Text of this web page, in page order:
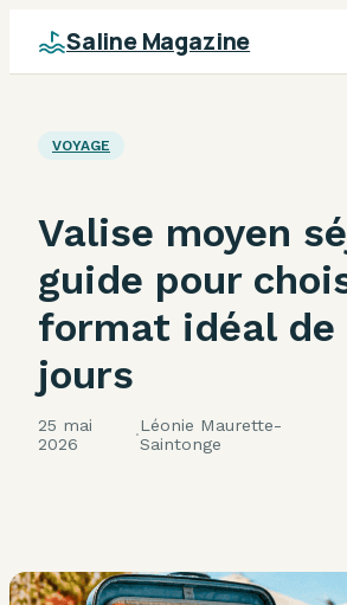
Saline Magazine
VOYAGE
Valise moyen
guide pour
format idéal de
jours
25 mai
2026
·Léonie Maurette-
Saintonge